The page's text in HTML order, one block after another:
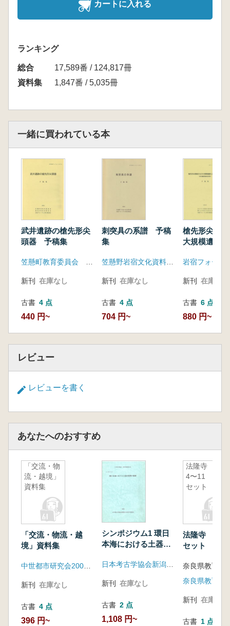
カートに入れる
ランキング
総合
17,589番 / 124,817冊
資料集
1,847番 / 5,035冊
一緒に買われている本
武井遺跡の槍先形尖
頭器 予稿集
笠懸町教育委員会 岩宿フォーラム実行委員会
新刊 在庫なし
古書 4 点
440 円~
刺突具の系譜 予稿
集
笠懸野岩宿文化資料館 岩宿フォーラム実行委員会
新刊 在庫なし
古書 4 点
704 円~
槍先形尖頭
大規模遺跡
掘60周年
新刊 在庫なし
古書 6 点
880 円~
レビュー
レビューを書く
あなたへのおすすめ
「交流・物
流・越境」
資料集
「交流・物流・越
境」資料集
新刊 在庫なし
古書 4 点
396 円~
シンポジウム1 環日
本海における土器出
新刊 在庫なし
古書 2 点
1,108 円~
法隆寺
4〜11 8冊
セット
法隆寺 4〜
セット
奈良県教育委
新刊 在庫なし
古書 1 点